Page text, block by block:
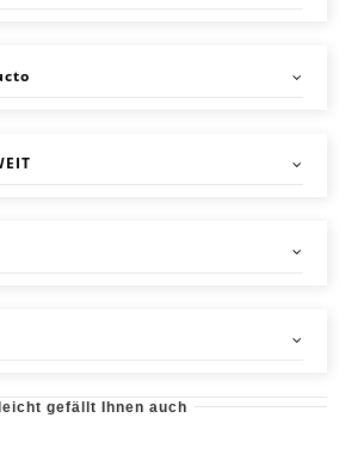
gefällt Ihnen auch